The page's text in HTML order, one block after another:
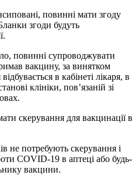
повинні мати згоду
згоди будуть
повинні супроводжувати
вакцину, за винятком
в кабінеті лікаря, в
клініки, пов’язаній зі
скерування для вакцинації в
не потребують скерування і
COVID-19 в аптеці або будь-
вакцини.